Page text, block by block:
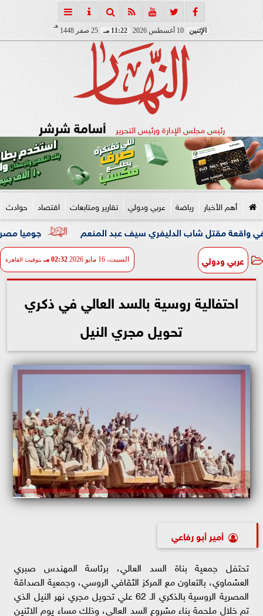
الإثنين 10 أغسطس 2026 11:22 مـ 25 صفر 1448
هـ
رئيس مجلس الإدارة ورئيس التحرير أسامة شرشر
أهم الأخبار رياضة عربي ودولي تقارير ومتابعات اقتصاد حوادث
جوميا مصر تطلق حملة
عربي ودولي السبت، 16 مايو 2026 02:32 مـ بتوقيت القاهرة
احتفالية روسية بالسد العالي في ذكري
تحويل مجري النيل
أمير أبو رفاعي
تحتفل جمعية بناة السد العالي، برئاسة المهندس صبري
العشماوي، بالتعاون مع المركز الثقافي الروسي، وجمعية الصداقة
المصرية الروسية بالذكري الـ 62 علي تحويل مجري نهر النيل الذي
تم خلال ملحمة بناء مشروع السد العالي، وذلك مساء يوم الاثنين